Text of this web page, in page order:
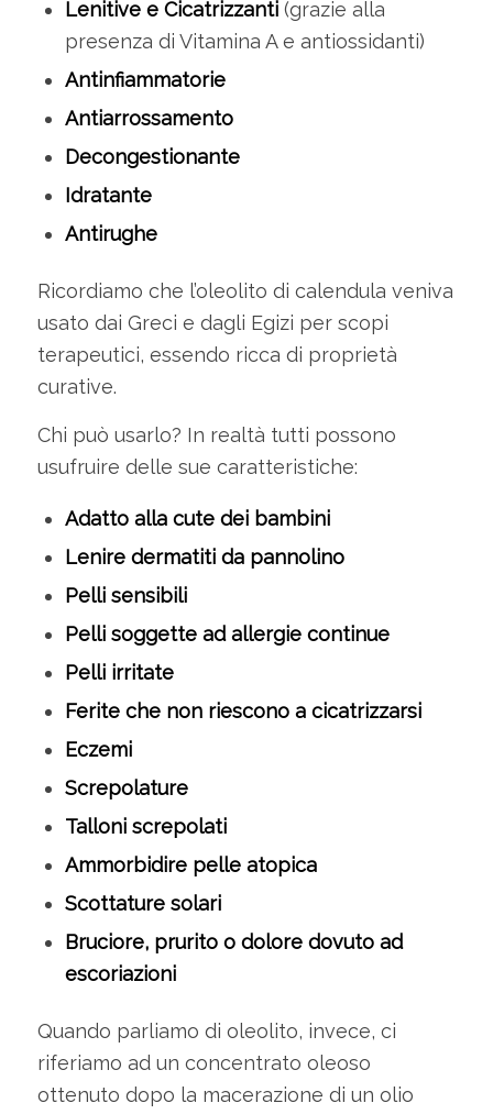
Lenitive e Cicatrizzanti(grazie alla
presenza di Vitamina A e antiossidanti)
Antinfiammatorie
Antiarrossamento
Decongestionante
Idratante
Antirughe
Ricordiamo che l’oleolito di calendula veniva
usato dai Greci e dagli Egizi per scopi
terapeutici, essendo ricca di proprietà
curative.
Chi può usarlo? In realtà tutti possono
usufruire delle sue caratteristiche:
Adatto alla cute dei bambini
Lenire dermatiti da pannolino
Pelli sensibili
Pelli soggette ad allergie continue
Pelli irritate
Ferite che non riescono a cicatrizzarsi
Eczemi
Screpolature
Talloni screpolati
Ammorbidire pelle atopica
Scottature solari
Bruciore, prurito o dolore dovuto ad
escoriazioni
Quando parliamo di oleolito, invece, ci
riferiamo ad un concentrato oleoso
ottenuto dopo la macerazione di un olio